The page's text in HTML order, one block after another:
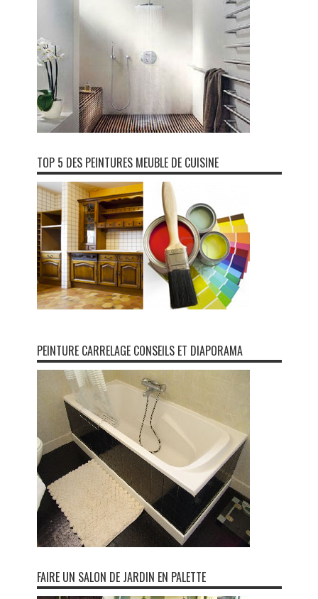
TOP 5 DES PEINTURES MEUBLE DE CUISINE
PEINTURE CARRELAGE CONSEILS ET DIAPORAMA
FAIRE UN SALON DE JARDIN EN PALETTE